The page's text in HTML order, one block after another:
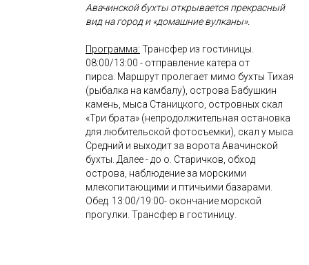
Авачинской бухты открывается прекрасный
вид на город и «домашние вулканы».
Программа: Трансфер из гостиницы.
08:00/13:00 - отправление катера от
пирса. Маршрут пролегает мимо бухты Тихая
(рыбалка на камбалу), острова Бабушкин
камень, мыса Станицкого, островных скал
«Три брата» (непродолжительная остановка
для любительской фотосъемки), скал у мыса
Средний и выходит за ворота Авачинской
бухты. Далее - до о. Старичков, обход
острова, наблюдение за морскими
млекопитающими и птичьими базарами.
Обед. 13:00/19:00- окончание морской
прогулки. Трансфер в гостиницу.